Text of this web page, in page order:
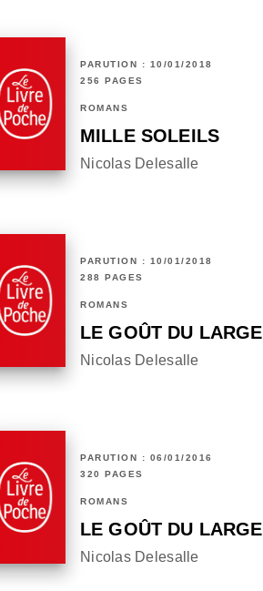
PARUTION : 10/01/2018
256 PAGES
ROMANS
MILLE SOLEILS
Nicolas Delesalle
PARUTION : 10/01/2018
288 PAGES
ROMANS
LE GOÛT DU LARGE
Nicolas Delesalle
PARUTION : 06/01/2016
320 PAGES
ROMANS
LE GOÛT DU LARGE
Nicolas Delesalle